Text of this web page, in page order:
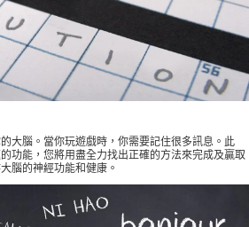
大腦。當你玩遊戲時，你需要記住很多訊息。此
功能，您將用盡全力找出正確的方法來完成及贏取
腦的神經功能和健康。